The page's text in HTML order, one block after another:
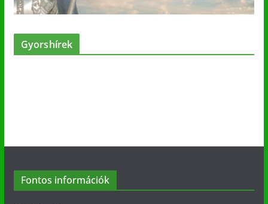
Gyorshírek
Fontos információk